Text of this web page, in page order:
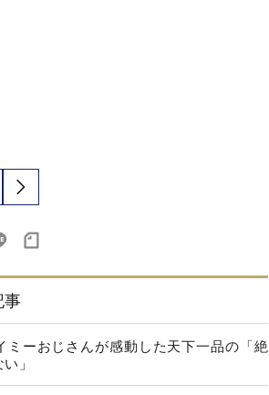
事
ミーおじさんが感動した天下一品の「絶
」